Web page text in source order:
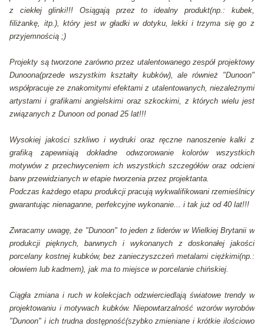
z ciekłej glinki!!! Osiągają przez to idealny produkt(np.: kubek,
filiżankę, itp.), który jest w gładki w dotyku, lekki i trzyma się go z
przyjemnością ;)
Projekty są tworzone zarówno przez utalentowanego zespół projektowy
Dunoona(przede wszystkim kształty kubków), ale również "Dunoon"
współpracuje ze znakomitymi efektami z utalentowanych, niezależnymi
artystami i grafikami angielskimi oraz szkockimi, z których wielu jest
związanych z Dunoon od ponad 25 lat!!!
Wysokiej jakości szkliwo i wydruki oraz ręczne nanoszenie kalki z
grafiką zapewniają dokładne odwzorowanie kolorów wszystkich
motywów z przechwyceniem ich wszystkich szczegółów oraz odcieni
barw przewidzianych w etapie tworzenia przez projektanta.
Podczas każdego etapu produkcji pracują wykwalifikowani rzemieślnicy
gwarantując nienaganne, perfekcyjne wykonanie... i tak już od 40 lat!!!
Zwracamy uwagę, że "Dunoon" to jeden z liderów w Wielkiej Brytanii w
produkcji pięknych, barwnych i wykonanych z doskonałej jakości
porcelany kostnej kubków, bez zanieczyszczeń metalami ciężkimi(np.:
ołowiem lub kadmem), jak ma to miejsce w porcelanie chińskiej.
Ciągła zmiana i ruch w kolekcjach odzwierciedlają światowe trendy w
projektowaniu i motywach kubków. Niepowtarzalność wzorów wyrobów
"Dunoon" i ich trudna dostępność(szybko zmieniane i krótkie ilościowo